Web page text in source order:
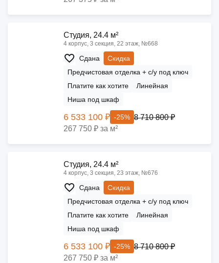
Cтудия, 24.4 м²
4 корпус, 3 секция, 22 этаж, №668
Сдана
Скидка
Предчистовая отделка + с/у под ключ
Платите как хотите
Линейная
Ниша под шкаф
6 533 100 ₽ -25% 8 710 800 ₽
267 750 ₽ за м²
Cтудия, 24.4 м²
4 корпус, 3 секция, 23 этаж, №676
Сдана
Скидка
Предчистовая отделка + с/у под ключ
Платите как хотите
Линейная
Ниша под шкаф
6 533 100 ₽ -25% 8 710 800 ₽
267 750 ₽ за м²